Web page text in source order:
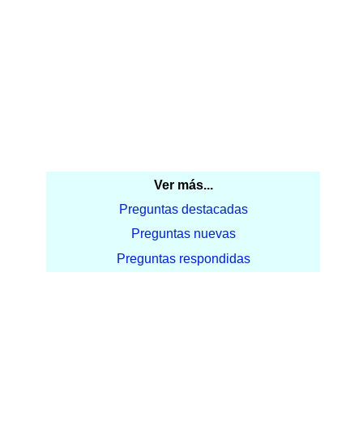
Ver más...
Preguntas destacadas
Preguntas nuevas
Preguntas respondidas